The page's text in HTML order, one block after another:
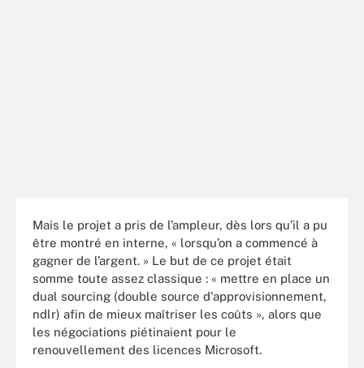
Mais le projet a pris de l’ampleur, dès lors qu’il a pu
être montré en interne, « lorsqu’on a commencé à
gagner de l’argent. » Le but de ce projet était
somme toute assez classique : « mettre en place un
dual sourcing (double source d'approvisionnement,
ndlr) afin de mieux maîtriser les coûts », alors que
les négociations piétinaient pour le
renouvellement des licences Microsoft.